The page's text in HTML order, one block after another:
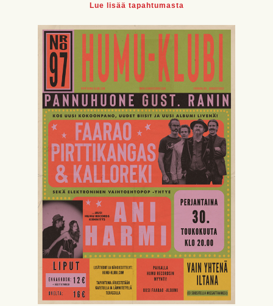
Lue lisää tapahtumasta